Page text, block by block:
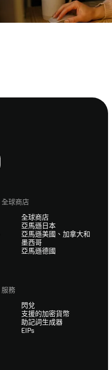
全球商店
全球商店
亞馬遜日本
亞馬遜美國、加拿大和
墨西哥
亞馬遜德國
服務
閃兌
支援的加密貨幣
助記詞生成器
EIPs